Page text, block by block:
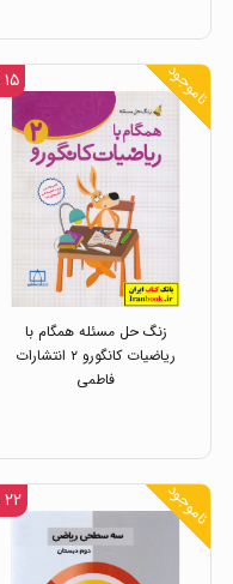
ناموجود ۱۵ %
زنگ حل مسئله همگام با
ریاضیات کانگورو ۲ انتشارات
فاطمی
ناموجود ۲۲ %